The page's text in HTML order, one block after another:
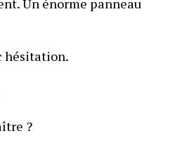
Un énorme panneau
hésitation.
?